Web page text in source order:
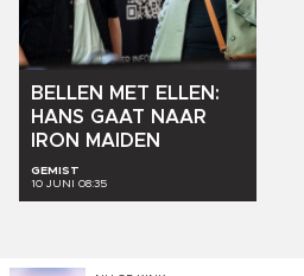
BELLEN MET ELLEN:
HANS GAAT NAAR
IRON
MAIDEN
GEMIST
10 JUNI 08:35